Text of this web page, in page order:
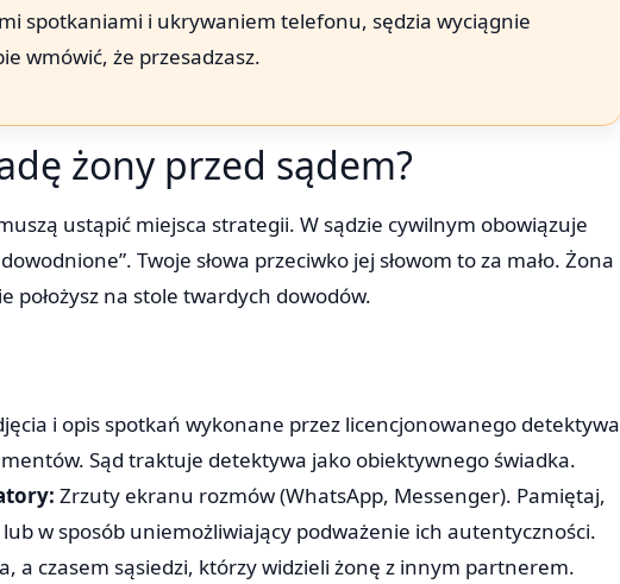
spotkaniami i ukrywaniem telefonu, sędzia wyciągnie
wmówić, że przesadzasz.
żony przed sądem?
ustąpić miejsca strategii. W sądzie cywilnym obowiązuje
Twoje słowa przeciwko jej słowom to za mało. Żona
położysz na stole twardych dowodów.
i opis spotkań wykonane przez licencjonowanego detektywa
Sąd traktuje detektywa jako obiektywnego świadka.
Zrzuty ekranu rozmów (WhatsApp, Messenger). Pamiętaj,
w sposób uniemożliwiający podważenie ich autentyczności.
a czasem sąsiedzi, którzy widzieli żonę z innym partnerem.